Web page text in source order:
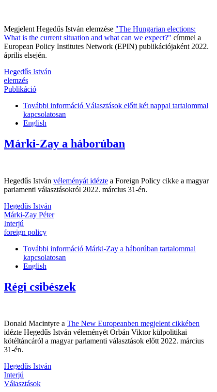
Megjelent Hegedűs István elemzése "The Hungarian elections:
What is the current situation and what can we expect?" címmel a
European Policy Institutes Network (EPIN) publikációjaként 2022.
április elsején.
Hegedűs István
elemzés
Publikáció
További információ Választások előtt két nappal tartalommal
kapcsolatosan
English
Márki-Zay a háborúban
Hegedűs István véleményát idézte a Foreign Policy cikke a magyar
parlamenti választásokról 2022. március 31-én.
Hegedűs István
Márki-Zay Péter
Interjú
foreign policy
További információ Márki-Zay a háborúban tartalommal
kapcsolatosan
English
Régi csibészek
Donald Macintyre a The New Europeanben megjelent cikkében
idézte Hegedűs István véleményét Orbán Viktor külpolitikai
kötéltáncáról a magyar parlamenti választások előtt 2022. március
31-én.
Hegedűs István
Interjú
Választások